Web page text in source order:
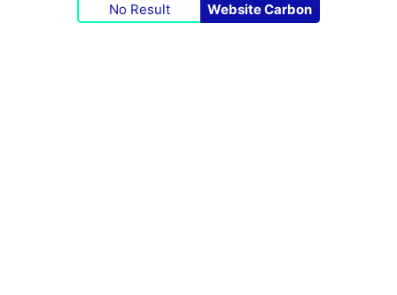
No Result Website Carbon